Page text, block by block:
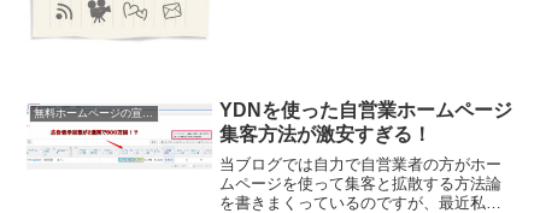
無料ホームページの宣伝法
YDNを使った自営業ホームページ
集客方法が激安すぎる！
当ブログでは自力で自営業者の方がホー
ムページを使って集客と拡散する方法論
を書きまくっているのですが、最近私が